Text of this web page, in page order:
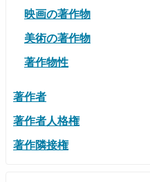
映画の著作物
美術の著作物
著作物性
著作者
著作者人格権
著作隣接権